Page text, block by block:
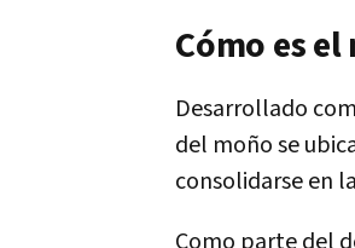
Cómo es
Desarrollado
del moño se
consolidarse en